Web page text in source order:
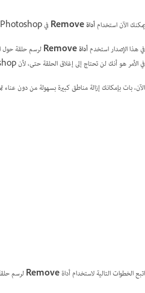
يمكنك الآن استخدامأداة Remove
في Photoshop على iPad إما كفرشاة أو كخط بتحديد حر.
في هذا الإصدار استخدمأداة Remove
لرسم حلقة حول
في الأمر هو أنك لن تحتاج إلى إغلاق الحلقة حتى، لأن Photoshop سيتولى هذه المهمة عنك!
الآن، بات بإمكانك إزالة مناطق كبيرة بسهولة من دون عناء
اتبع الخطوات التالية لاستخدام أداةRemoveلرسم